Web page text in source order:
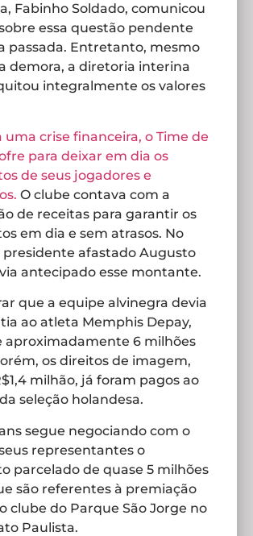
Fabinho Soldado, comunicou
essa questão pendente
passada. Entretanto, mesmo
demora, a diretoria interina
integralmente os valores
uma crise financeira, o Time de
para deixar em dia os
de seus jogadores e
O clube contava com a
de receitas para garantir os
em dia e sem atrasos. No
afastado Augusto
antecipado esse montante.
que a equipe alvinegra devia
ao atleta Memphis Depay,
aproximadamente 6 milhões
os direitos de imagem,
milhão, já foram pagos ao
seleção holandesa.
segue negociando com o
representantes o
parcelado de quase 5 milhões
são referentes à premiação
clube do Parque São Jorge no
Paulista.